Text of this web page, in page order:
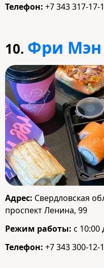
Телефон: +7 343 317-17-
10. Фри Мэн
Адрес: Свердловская
проспект Ленина, 99
Режим работы: с 10:00
Телефон: +7 343 300-12-